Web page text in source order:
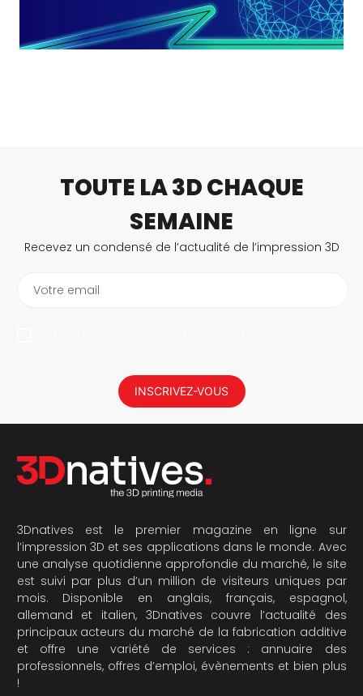
TOUTE LA 3D CHAQUE
SEMAINE
Recevez un condensé de l’actualité de l’impression 3D
Votre email
INSCRIVEZ-VOUS
3Dnatives est le premier magazine en ligne sur
l’impression 3D et ses applications dans le monde. Avec
une analyse quotidienne approfondie du marché, le site
est suivi par plus d’un million de visiteurs uniques par
mois. Disponible en anglais, français, espagnol,
allemand et italien, 3Dnatives couvre l’actualité des
principaux acteurs du marché de la fabrication additive
et offre une variété de services : annuaire des
professionnels, offres d’emploi, évènements et bien plus
!